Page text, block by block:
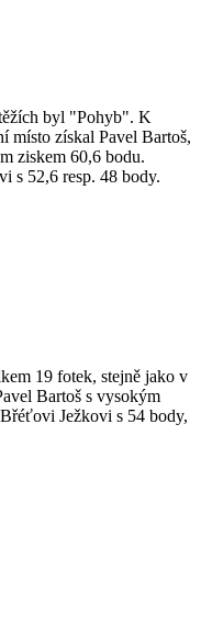
byl "Pohyb". K
místo získal Pavel Bartoš,
ziskem 60,6 bodu.
s 52,6 resp. 48 body.
19 fotek, stejně jako v
Bartoš s vysokým
Ježkovi s 54 body,